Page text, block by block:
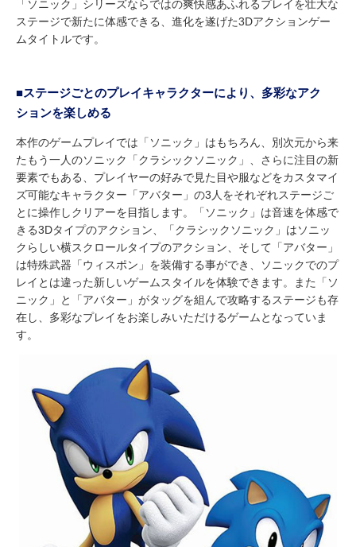
「ソニック」シリーズならではの爽快感あふれるプレイを壮大な
ステージで新たに体感できる、進化を遂げた3Dアクションゲー
ムタイトルです。
■ステージごとのプレイキャラクターにより、多彩なアク
ションを楽しめる
本作のゲームプレイでは「ソニック」はもちろん、別次元から来
たもう一人のソニック「クラシックソニック」、さらに注目の新
要素でもある、プレイヤーの好みで見た目や服などをカスタマイ
ズ可能なキャラクター「アバター」の3人をそれぞれステージご
とに操作しクリアーを目指します。「ソニック」は音速を体感で
きる3Dタイプのアクション、「クラシックソニック」はソニッ
クらしい横スクロールタイプのアクション、そして「アバター」
は特殊武器「ウィスポン」を装備する事ができ、ソニックでのプ
レイとは違った新しいゲームスタイルを体験できます。また「ソ
ニック」と「アバター」がタッグを組んで攻略するステージも存
在し、多彩なプレイをお楽しみいただけるゲームとなっていま
す。